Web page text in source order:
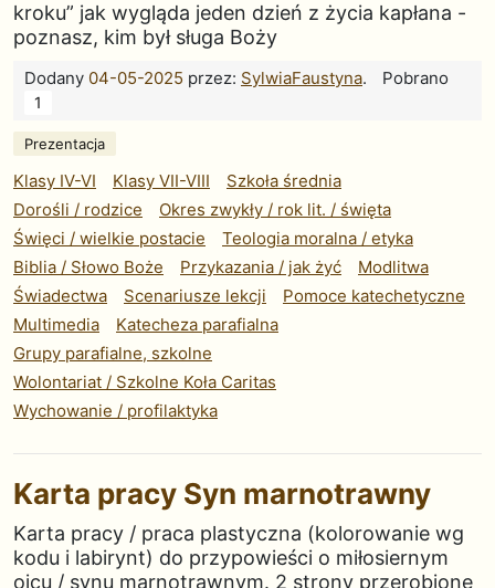
kroku” jak wygląda jeden dzień z życia kapłana -
poznasz, kim był sługa Boży
Dodany 04-05-2025 przez: SylwiaFaustyna. Pobrano
1
Prezentacja
Klasy IV-VI Klasy VII-VIII
Szkoła średnia
Dorośli / rodzice
Okres zwykły / rok lit. / święta
Święci / wielkie postacie
Teologia moralna / etyka
Biblia / Słowo Boże
Przykazania / jak żyć
Modlitwa
Świadectwa
Scenariusze lekcji
Pomoce katechetyczne
Multimedia
Katecheza parafialna
Grupy parafialne, szkolne
Wolontariat / Szkolne Koła Caritas
Wychowanie / profilaktyka
Karta pracy Syn marnotrawny
Karta pracy / praca plastyczna (kolorowanie wg
kodu i labirynt) do przypowieści o miłosiernym
ojcu / synu marnotrawnym. 2 strony przerobione